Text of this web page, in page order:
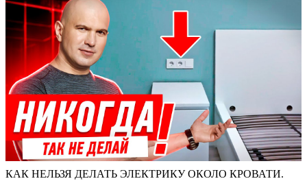
КАК НЕЛЬЗЯ ДЕЛАТЬ ЭЛЕКТРИКУ ОКОЛО КРОВАТИ.